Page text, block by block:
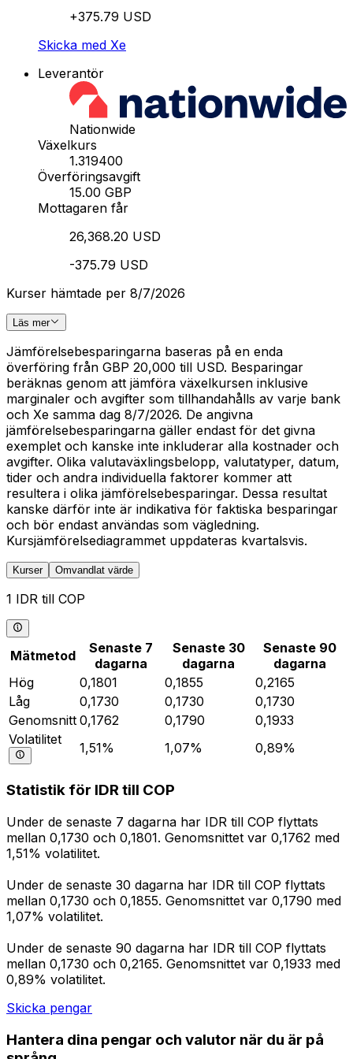
+375.79 USD
Skicka med Xe
Leverantör
Nationwide
Växelkurs
1.319400
Överföringsavgift
15.00 GBP
Mottagaren får
26,368.20 USD
-375.79 USD
Kurser hämtade per 8/7/2026
Läs mer
Jämförelsebesparingarna baseras på en enda
överföring från GBP 20,000 till USD. Besparingar
beräknas genom att jämföra växelkursen inklusive
marginaler och avgifter som tillhandahålls av varje bank
och Xe samma dag 8/7/2026. De angivna
jämförelsebesparingarna gäller endast för det givna
exemplet och kanske inte inkluderar alla kostnader och
avgifter. Olika valutaväxlingsbelopp, valutatyper, datum,
tider och andra individuella faktorer kommer att
resultera i olika jämförelsebesparingar. Dessa resultat
kanske därför inte är indikativa för faktiska besparingar
och bör endast användas som vägledning.
Kursjämförelsediagrammet uppdateras kvartalsvis.
Kurser Omvandlat värde
1 IDR till COP
Mätmetod
Senaste 7
dagarna
Senaste 30
dagarna
Senaste 90
dagarna
Hög
0,1801 0,1855
0,2165
Låg
0,1730 0,1730
0,1730
Genomsnitt 0,1762 0,1790
0,1933
Volatilitet
1,51% 1,07% 0,89%
Statistik för IDR till COP
Under de senaste 7 dagarna har IDR till COP flyttats
mellan 0,1730 och 0,1801. Genomsnittet var 0,1762 med
1,51% volatilitet.
Under de senaste 30 dagarna har IDR till COP flyttats
mellan 0,1730 och 0,1855. Genomsnittet var 0,1790 med
1,07% volatilitet.
Under de senaste 90 dagarna har IDR till COP flyttats
mellan 0,1730 och 0,2165. Genomsnittet var 0,1933 med
0,89% volatilitet.
Skicka pengar
Hantera dina pengar och valutor när du är på